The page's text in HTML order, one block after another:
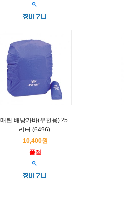
매틴 배낭카바(우천용) 25
리터 (6496)
10,400원
품절